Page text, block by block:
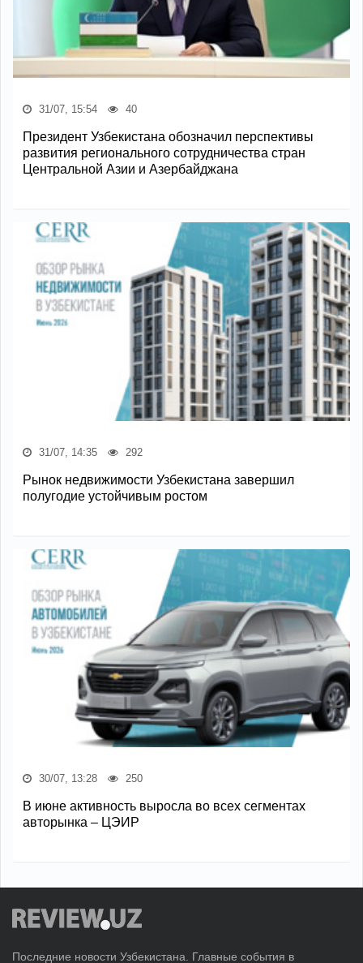
31/07, 15:54 40
Президент Узбекистана обозначил перспективы
развития регионального сотрудничества стран
Центральной Азии и Азербайджана
31/07, 14:35 292
Рынок недвижимости Узбекистана завершил
полугодие устойчивым ростом
30/07, 13:28 250
В июне активность выросла во всех сегментах
авторынка – ЦЭИР
Последние новости Узбекистана. Главные события в